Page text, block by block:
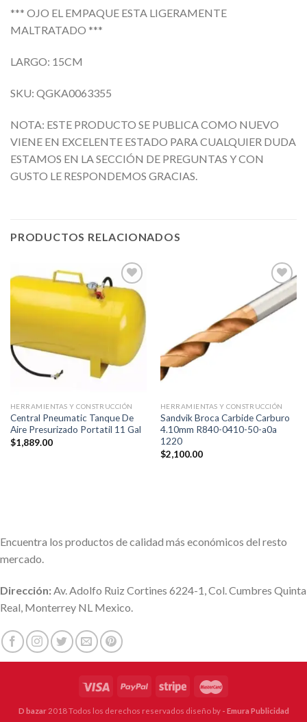
*** OJO EL EMPAQUE ESTA LIGERAMENTE
MALTRATADO ***
LARGO: 15CM
SKU: QGKA0063355
NOTA: ESTE PRODUCTO SE PUBLICA COMO NUEVO
VIENE EN EXCELENTE ESTADO PARA CUALQUIER DUDA
ESTAMOS EN LA SECCIÓN DE PREGUNTAS Y CON
GUSTO LE RESPONDEMOS GRACIAS.
PRODUCTOS RELACIONADOS
Añadir
a la
lista de
deseos
HERRAMIENTAS Y CONSTRUCCIÓN
Central Pneumatic Tanque De
Aire Presurizado Portatil 11 Gal
$1,889.00
Añadir
a la
lista de
deseos
HERRAMIENTAS Y CONSTRUCCIÓN
Sandvik Broca Carbide Carburo
4.10mm R840-0410-50-a0a
1220
$2,100.00
Encuentra los productos de calidad más económicos del resto
mercado.
Dirección:Av. Adolfo Ruiz Cortines 6224-1, Col. Cumbres Quinta
Real, Monterrey NL Mexico.
D bazar 2018 Todos los derechos reservados diseño by - Emura Publicidad